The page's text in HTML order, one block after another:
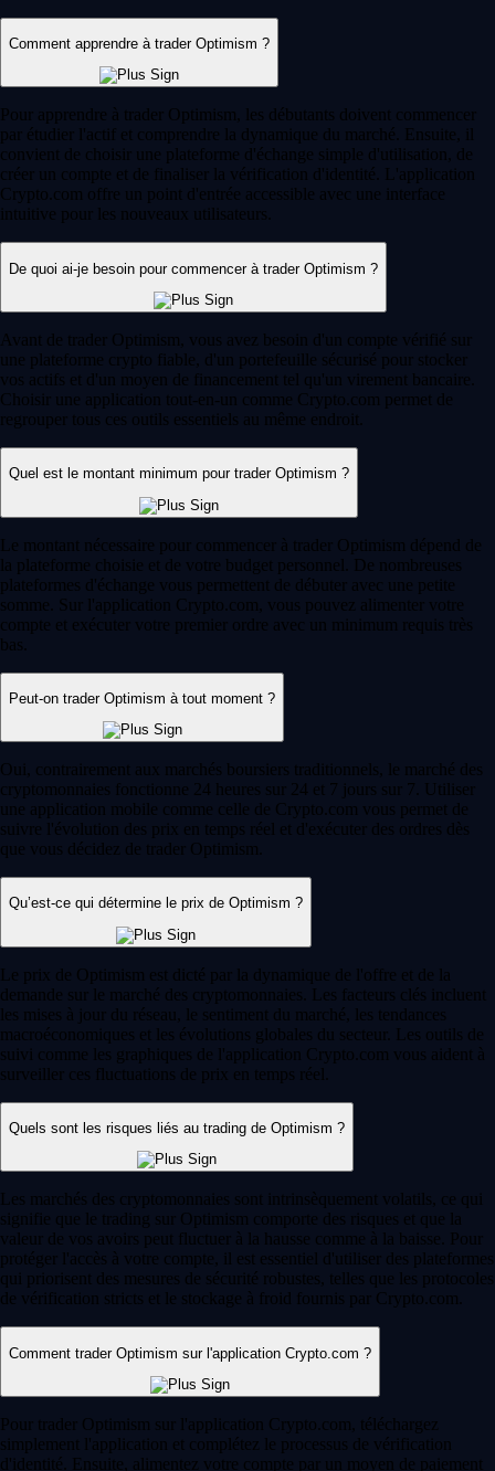
Comment apprendre à trader Optimism ?
Pour apprendre à trader Optimism, les débutants doivent commencer
par étudier l'actif et comprendre la dynamique du marché. Ensuite, il
convient de choisir une plateforme d'échange simple d'utilisation, de
créer un compte et de finaliser la vérification d'identité. L'application
Crypto.com offre un point d'entrée accessible avec une interface
intuitive pour les nouveaux utilisateurs.
De quoi ai-je besoin pour commencer à trader Optimism ?
Avant de trader Optimism, vous avez besoin d'un compte vérifié sur
une plateforme crypto fiable, d'un portefeuille sécurisé pour stocker
vos actifs et d'un moyen de financement tel qu'un virement bancaire.
Choisir une application tout-en-un comme Crypto.com permet de
regrouper tous ces outils essentiels au même endroit.
Quel est le montant minimum pour trader Optimism ?
Le montant nécessaire pour commencer à trader Optimism dépend de
la plateforme choisie et de votre budget personnel. De nombreuses
plateformes d'échange vous permettent de débuter avec une petite
somme. Sur l'application Crypto.com, vous pouvez alimenter votre
compte et exécuter votre premier ordre avec un minimum requis très
bas.
Peut-on trader Optimism à tout moment ?
Oui, contrairement aux marchés boursiers traditionnels, le marché des
cryptomonnaies fonctionne 24 heures sur 24 et 7 jours sur 7. Utiliser
une application mobile comme celle de Crypto.com vous permet de
suivre l'évolution des prix en temps réel et d'exécuter des ordres dès
que vous décidez de trader Optimism.
Qu’est-ce qui détermine le prix de Optimism ?
Le prix de Optimism est dicté par la dynamique de l'offre et de la
demande sur le marché des cryptomonnaies. Les facteurs clés incluent
les mises à jour du réseau, le sentiment du marché, les tendances
macroéconomiques et les évolutions globales du secteur. Les outils de
suivi comme les graphiques de l'application Crypto.com vous aident à
surveiller ces fluctuations de prix en temps réel.
Quels sont les risques liés au trading de Optimism ?
Les marchés des cryptomonnaies sont intrinsèquement volatils, ce qui
signifie que le trading sur Optimism comporte des risques et que la
valeur de vos avoirs peut fluctuer à la hausse comme à la baisse. Pour
protéger l'accès à votre compte, il est essentiel d'utiliser des plateformes
qui priorisent des mesures de sécurité robustes, telles que les protocoles
de vérification stricts et le stockage à froid fournis par Crypto.com.
Comment trader Optimism sur l'application Crypto.com ?
Pour trader Optimism sur l'application Crypto.com, téléchargez
simplement l'application et complétez le processus de vérification
d'identité. Ensuite, alimentez votre compte par un moyen de paiement